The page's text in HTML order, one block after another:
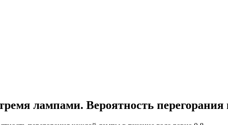
лампами. Вероятность